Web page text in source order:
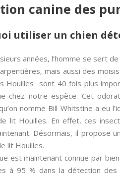
canine des
utiliser un chien
années, l’homme se sert
mais aussi des
Houilles sont 40 fois plus
chez notre espèce. Cet
nomme Bill Whitstine a eu
lit Houilles. En effet, ces
Désormais, il
lit Houilles.
est maintenant connue par
à 95 % dans la détection des